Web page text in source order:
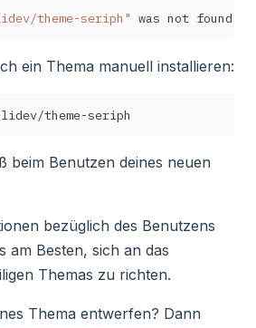
theme-seriph"
ein Thema manuell installieren:
beim Benutzen deines neuen
bezüglich des Benutzens
am Besten, sich an das
Themas zu richten.
Thema entwerfen? Dann